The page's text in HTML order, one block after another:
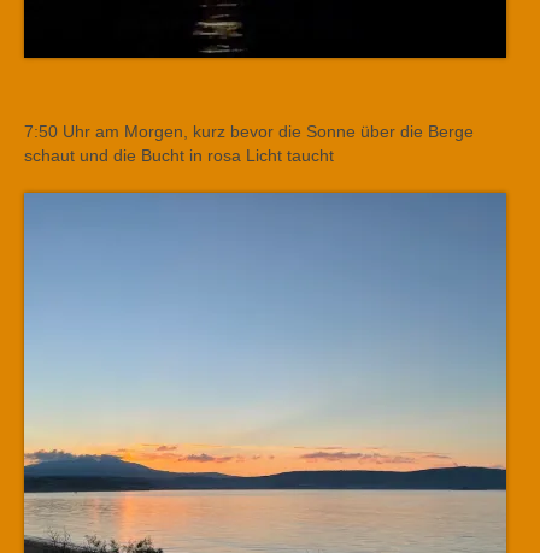
7:50 Uhr am Morgen, kurz bevor die Sonne über die Berge
schaut und die Bucht in rosa Licht taucht